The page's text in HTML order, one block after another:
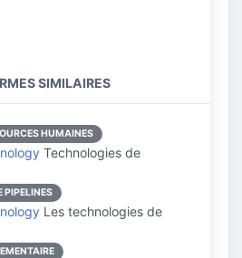
SIMILAIRES
HUMAINES
Technologies de
PIPELINES
Les technologies de